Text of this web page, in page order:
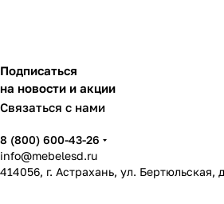
Подписаться
на новости и акции
Связаться с нами
8 (800) 600-43-26
info@mebelesd.ru
414056, г. Астрахань, ул. Бертюльская,